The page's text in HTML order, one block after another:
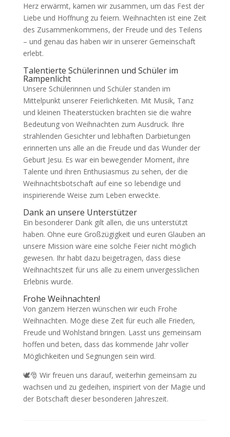
Herz erwärmt, kamen wir zusammen, um das Fest der
Liebe und Hoffnung zu feiern. Weihnachten ist eine Zeit
des Zusammenkommens, der Freude und des Teilens
– und genau das haben wir in unserer Gemeinschaft
erlebt.
Talentierte Schülerinnen und Schüler im
Rampenlicht
Unsere Schülerinnen und Schüler standen im
Mittelpunkt unserer Feierlichkeiten. Mit Musik, Tanz
und kleinen Theaterstücken brachten sie die wahre
Bedeutung von Weihnachten zum Ausdruck. Ihre
strahlenden Gesichter und lebhaften Darbietungen
erinnerten uns alle an die Freude und das Wunder der
Geburt Jesu. Es war ein bewegender Moment, ihre
Talente und ihren Enthusiasmus zu sehen, der die
Weihnachtsbotschaft auf eine so lebendige und
inspirierende Weise zum Leben erweckte.
Dank an unsere Unterstützer
Ein besonderer Dank gilt allen, die uns unterstützt
haben. Ohne eure Großzügigkeit und euren Glauben an
unsere Mission wäre eine solche Feier nicht möglich
gewesen. Ihr habt dazu beigetragen, dass diese
Weihnachtszeit für uns alle zu einem unvergesslichen
Erlebnis wurde.
Frohe Weihnachten!
Von ganzem Herzen wünschen wir euch Frohe
Weihnachten. Möge diese Zeit für euch alle Frieden,
Freude und Wohlstand bringen. Lasst uns gemeinsam
hoffen und beten, dass das kommende Jahr voller
Möglichkeiten und Segnungen sein wird.
🕊️🎅 Wir freuen uns darauf, weiterhin gemeinsam zu
wachsen und zu gedeihen, inspiriert von der Magie und
der Botschaft dieser besonderen Jahreszeit.